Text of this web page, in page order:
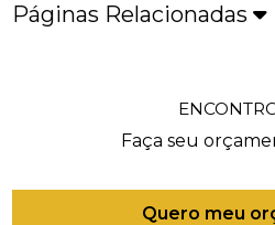
Páginas Relacionadas
Faça seu
Quero meu